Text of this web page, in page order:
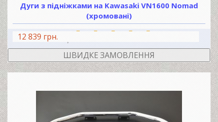
Дуги з підніжками на Kawasaki VN1600 Nomad
(хромовані)
12 839 грн.
ШВИДКЕ ЗАМОВЛЕННЯ